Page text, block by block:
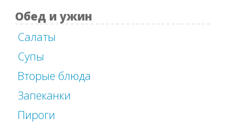
Обед и ужин
Салаты
Супы
Вторые блюда
Запеканки
Пироги